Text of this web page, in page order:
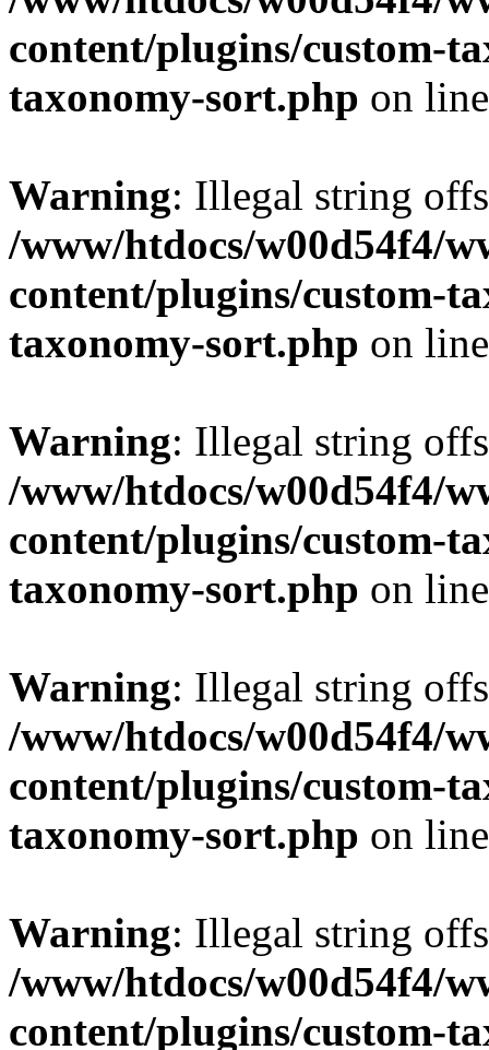
content/plugins/custom-
taxonomy-sort.php on
Warning: Illegal string
/www/htdocs/w00d54f4/
content/plugins/custom-
taxonomy-sort.php on
Warning: Illegal string
/www/htdocs/w00d54f4/
content/plugins/custom-
taxonomy-sort.php on
Warning: Illegal string
/www/htdocs/w00d54f4/
content/plugins/custom-
taxonomy-sort.php on
Warning: Illegal string
/www/htdocs/w00d54f4/
content/plugins/custom-